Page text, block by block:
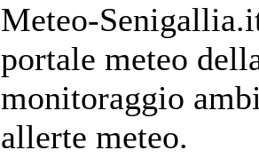
Meteo-
portale meteo
monitoraggio
allerte meteo.